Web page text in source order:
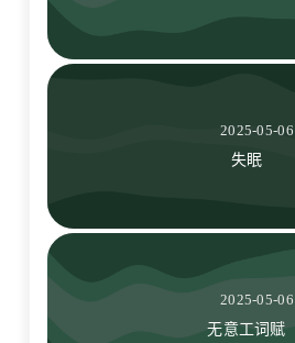
2025-05-06
失眠
2025-05-06
无意工词赋